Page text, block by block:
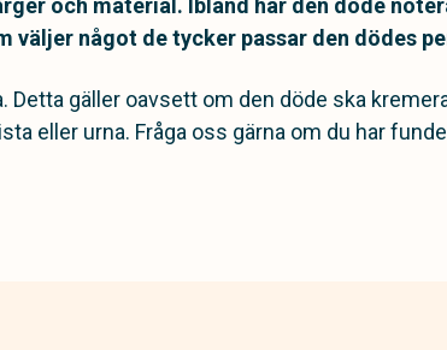
och material. Ibland har den döde
väljer något de tycker passar den dödes
Detta gäller oavsett om den döde ska
eller urna. Fråga oss gärna om du har